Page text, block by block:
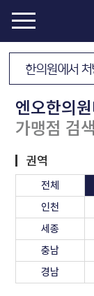
한의원에서
엔오한의
가맹점 검색
권역
전체
인천
세종
충남
경남